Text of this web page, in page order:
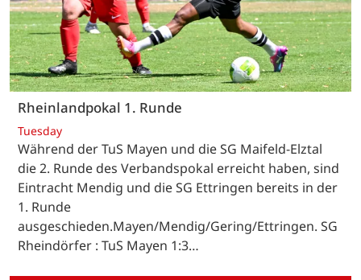
Rheinlandpokal 1. Runde
Tuesday
Während der TuS Mayen und die SG Maifeld-Elztal
die 2. Runde des Verbandspokal erreicht haben, sind
Eintracht Mendig und die SG Ettringen bereits in der
1. Runde
ausgeschieden.Mayen/Mendig/Gering/Ettringen. SG
Rheindörfer : TuS Mayen 1:3…